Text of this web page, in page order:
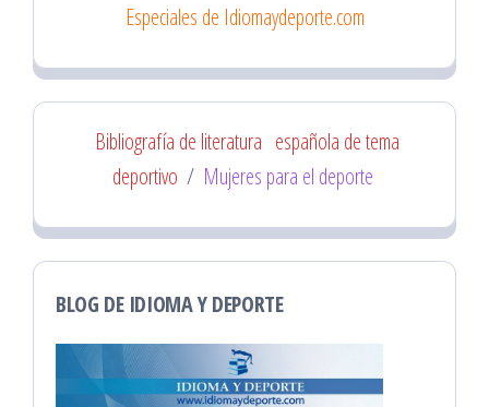
Especiales de Idiomaydeporte.com
Bibliografía de literatura española de tema
deportivo / Mujeres para el deporte
BLOG DE IDIOMA Y DEPORTE